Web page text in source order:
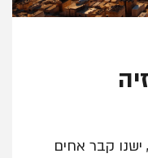
ישנו קבר אחים